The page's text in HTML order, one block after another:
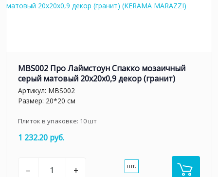
MBS002 Про Лаймстоун Спакко мозаичный
серый матовый 20х20х0,9 декор (гранит)
Артикул: MBS002
Размер: 20*20 см
Плиток в упаковке: 10шт
1 232.20 руб.
– + шт.